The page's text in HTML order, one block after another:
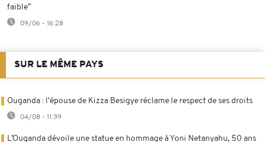
faible”
09/06 - 16:28
SUR LE MÊME PAYS
Ouganda : l'épouse de Kizza Besigye réclame le respect de ses droits
04/08 - 11:39
L’Ouganda dévoile une statue en hommage à Yoni Netanyahu, 50 ans